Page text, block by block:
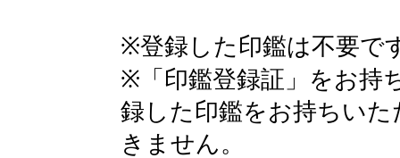
※登録した印鑑は不要で
※「印鑑登録証」をお持
録した印鑑をお持ちい
きません。